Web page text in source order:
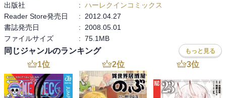
出版社
: ハーレクインコミックス
Reader Store発売日
:
2012.04.27
書誌発売日
:
2008.05.01
ファイルサイズ
: 75.1MB
同じジャンルのランキング もっと見る
1位 2位 3位